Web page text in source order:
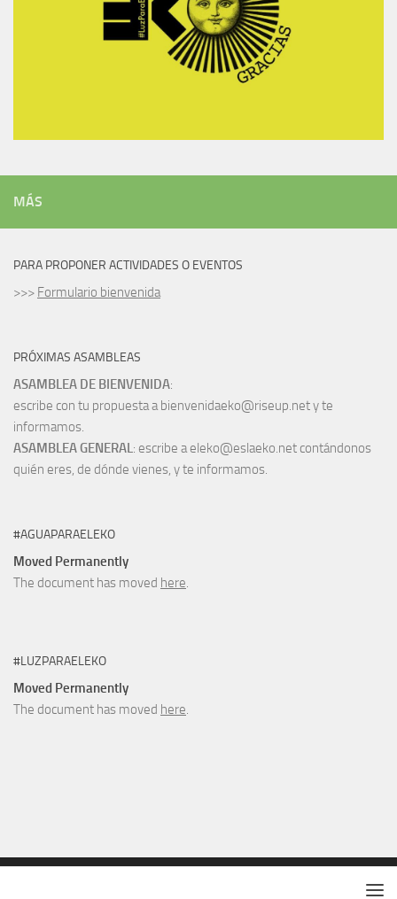
MÁS
PARA PROPONER ACTIVIDADES O EVENTOS
>>> Formulario bienvenida
PRÓXIMAS ASAMBLEAS
ASAMBLEA DE BIENVENIDA:
escribe con tu propuesta a bienvenidaeko@riseup.net y te
informamos.
ASAMBLEA GENERAL: escribe a eleko@eslaeko.net contándonos
quién eres, de dónde vienes, y te informamos.
#AGUAPARAELEKO
Moved Permanently
The document has moved here.
#LUZPARAELEKO
Moved Permanently
The document has moved here.